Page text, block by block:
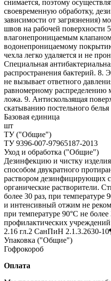
снимается, поэтому
своевременную обработку,
зависимости от загрязнения)
швов на рабочей поверхности
влагонепроницаемым
водонепроницаемому
чехла легко удаляется и не
Специальная
распространения бактерий. 8.
не вызывает ответного
равномерному распределению
ложа. 9. Антискользящая
скатыванию постельного
Базовая единица
шт
ТУ ("Общие")
ТУ 9396-007-97965187-2013
Уход и обработка ("Общие")
Дезинфекцию и чистку
способом двукратного
раствором дезинфицирующих
органические растворители.
более 30 раз, при температуре
и интенсивный отжим не
при температуре 90°С не
профилактических
2.16 гл.2 СанПиН 2.1.3.2630-
Упаковка ("Общие")
Гофрокороб
Оплата